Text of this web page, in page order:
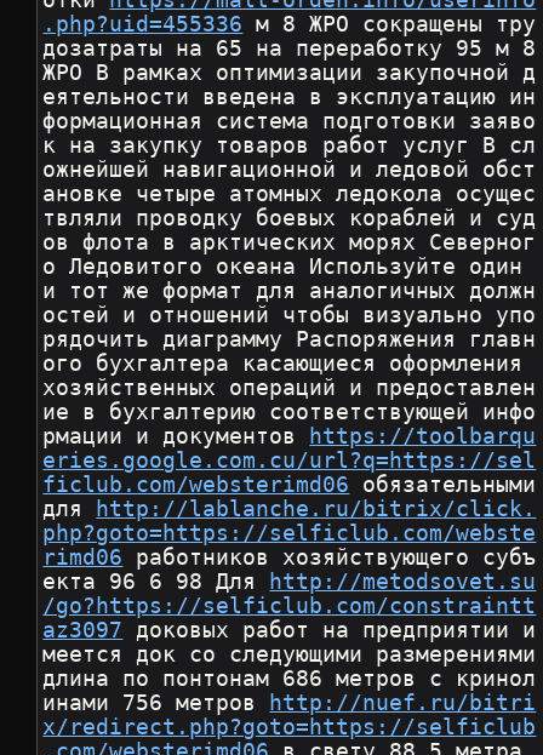
.php?uid=455336 м 8 ЖРО сокращены тру
дозатраты на 65 на переработку 95 м 8
ЖРО В рамках оптимизации закупочной д
еятельности введена в эксплуатацию ин
формационная система подготовки заяво
к на закупку товаров работ услуг В сл
ожнейшей навигационной и ледовой обст
ановке четыре атомных ледокола осущес
твляли проводку боевых кораблей и суд
ов флота в арктических морях Северног
о Ледовитого океана Используйте один
и тот же формат для аналогичных должн
остей и отношений чтобы визуально упо
рядочить диаграмму Распоряжения главн
ого бухгалтера касающиеся оформления
хозяйственных операций и предоставлен
ие в бухгалтерию соответствующей инфо
рмации и документов
https://toolbarqu
eries.google.com.cu/url?q=https://sel
ficlub.com/websterimd06 обязательными
для
http://lablanche.ru/bitrix/click.
php?goto=https://selficlub.com/webste
rimd06 работников хозяйствующего субъ
екта 96 6 98 Для
http://metodsovet.su
/go?https://selficlub.com/constraintt
az3097 доковых работ на предприятии и
меется док со следующими размерениями
длина по понтонам 686 метров с кринол
инами 756 метров
http://nuef.ru/bitri
x/redirect.php?goto=https://selficlub